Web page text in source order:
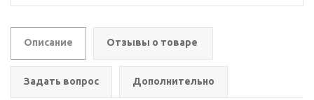
Описание Отзывы о товаре
Задать вопрос Дополнительно